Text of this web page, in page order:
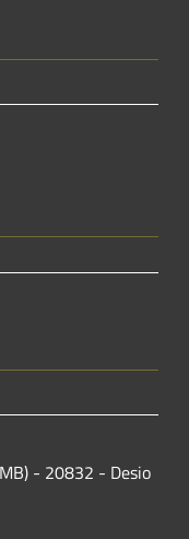
- 20832 - Desio